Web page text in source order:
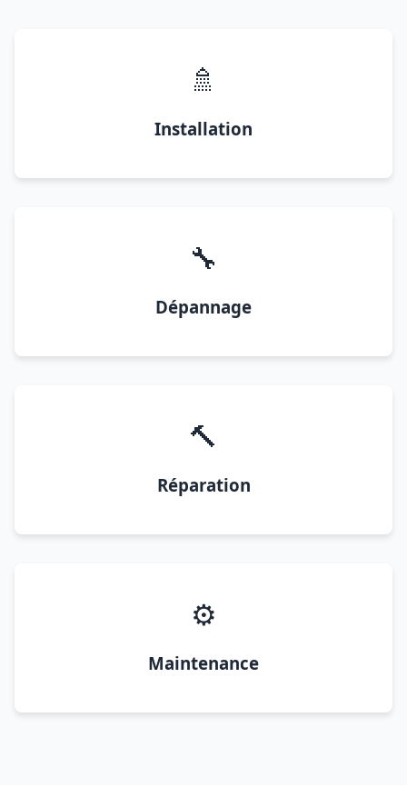
🚿
Installation
🔧
Dépannage
🔨
Réparation
⚙️
Maintenance